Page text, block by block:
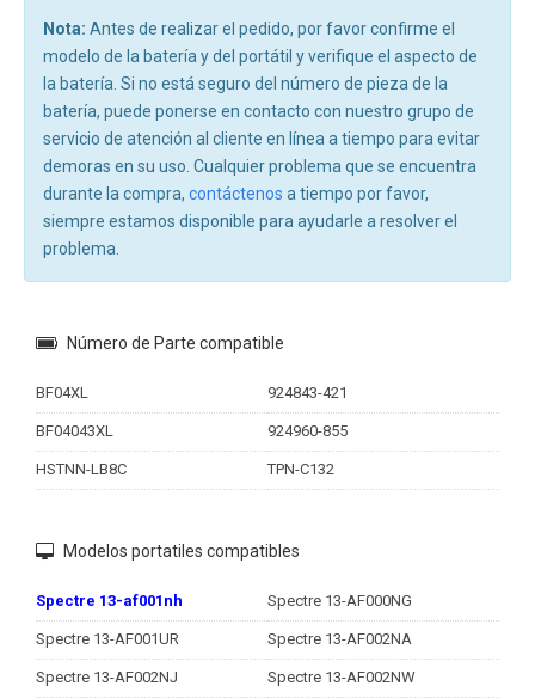
Nota: Antes de realizar el pedido, por favor confirme el
modelo de la batería y del portátil y verifique el aspecto de
la batería. Si no está seguro del número de pieza de la
batería, puede ponerse en contacto con nuestro grupo de
servicio de atención al cliente en línea a tiempo para evitar
demoras en su uso. Cualquier problema que se encuentra
durante la compra, contáctenos a tiempo por favor,
siempre estamos disponible para ayudarle a resolver el
problema.
Número de Parte compatible
BF04XL 924843-421
BF04043XL 924960-855
HSTNN-LB8C TPN-C132
Modelos portatiles compatibles
Spectre 13-af001nh Spectre 13-AF000NG
Spectre 13-AF001UR Spectre 13-AF002NA
Spectre 13-AF002NJ Spectre 13-AF002NW